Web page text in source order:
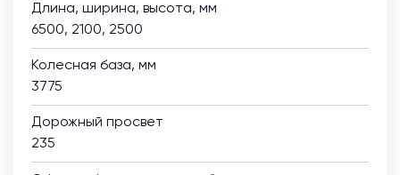
Длина, ширина, высота, мм
6500, 2100, 2500
Колесная база, мм
3775
Дорожный просвет
235